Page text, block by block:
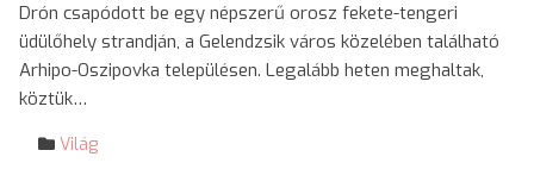
Drón csapódott be egy népszerű orosz fekete-tengeri
üdülőhely strandján, a Gelendzsik város közelében található
Arhipo-Oszipovka településen. Legalább heten meghaltak,
köztük…
Világ